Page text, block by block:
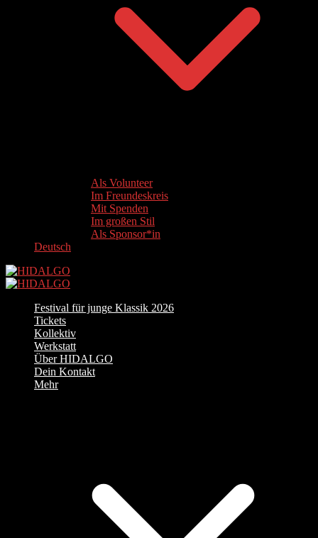
Als Volunteer
Im Freundeskreis
Mit Spenden
Im großen Stil
Als Sponsor*in
Deutsch
Festival für junge Klassik 2026
Tickets
Kollektiv
Werkstatt
Über HIDALGO
Dein Kontakt
Mehr